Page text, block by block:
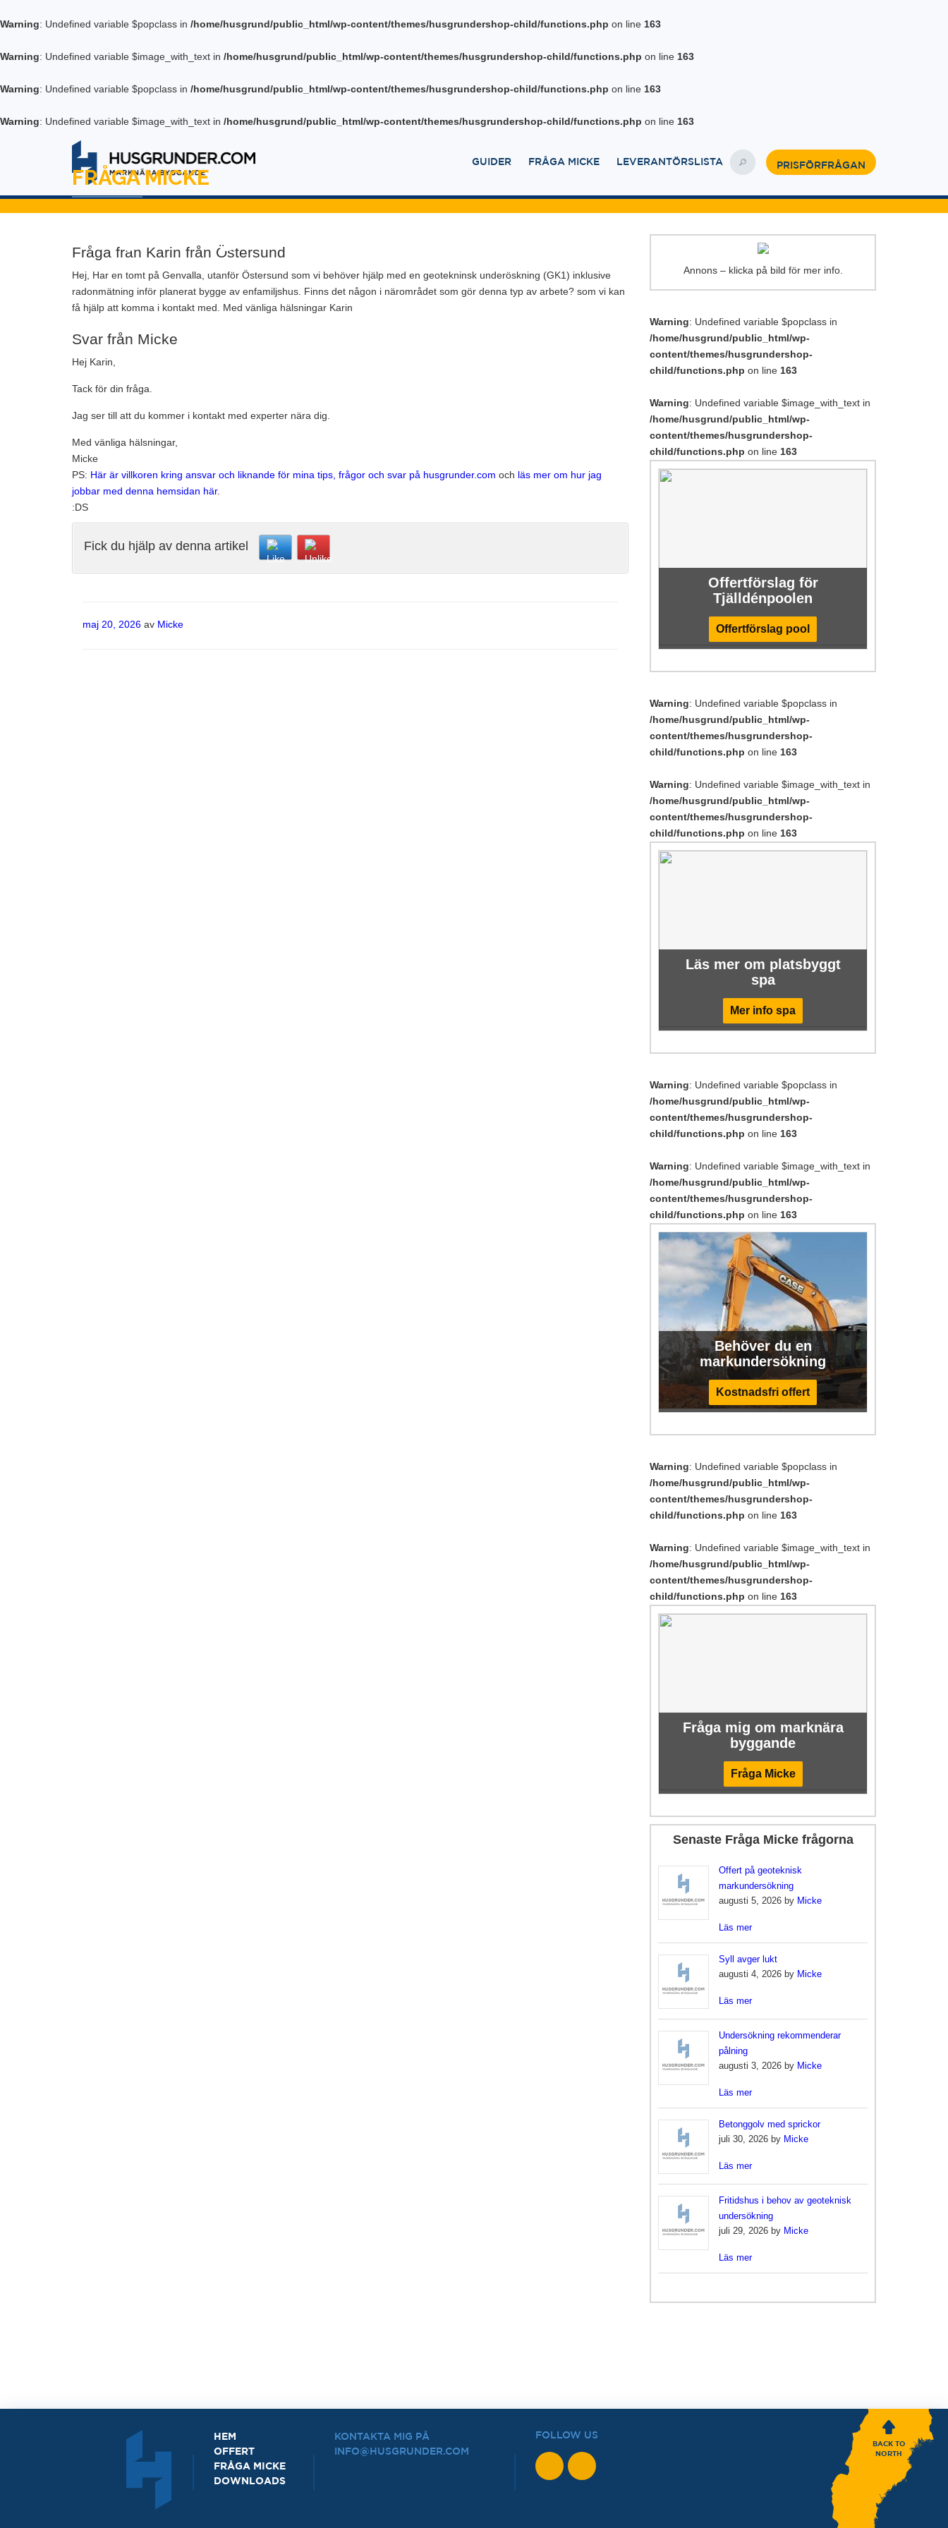
Warning: Undefined variable $popclass in /home/husgrund/public_html/wp-content/themes/husgrundershop-child/functions.php on line 163
Warning: Undefined variable $image_with_text in /home/husgrund/public_html/wp-content/themes/husgrundershop-child/functions.php on line 163
Warning: Undefined variable $popclass in /home/husgrund/public_html/wp-content/themes/husgrundershop-child/functions.php on line 163
Warning: Undefined variable $image_with_text in /home/husgrund/public_html/wp-content/themes/husgrundershop-child/functions.php on line 163
GUIDER FRÅGA MICKE LEVERANTÖRSLISTA PRISFÖRFRÅGAN
FRÅGA MICKE
Fråga från Karin från Östersund
Hej, Har en tomt på Genvalla, utanför Östersund som vi behöver hjälp med en geotekninsk underöskning (GK1) inklusive
radonmätning inför planerat bygge av enfamiljshus. Finns det någon i närområdet som gör denna typ av arbete? som vi kan
få hjälp att komma i kontakt med. Med vänliga hälsningar Karin
Svar från Micke
Hej Karin,
Tack för din fråga.
Jag ser till att du kommer i kontakt med experter nära dig.
Med vänliga hälsningar,
Micke
PS: Här är villkoren kring ansvar och liknande för mina tips, frågor och svar på husgrunder.com och läs mer om hur jag
jobbar med denna hemsidan här.
:DS
Fick du hjälp av denna artikel
Publicerat
maj 20, 2026 av Micke
Annons – klicka på bild för mer info.
Warning: Undefined variable $popclass in
/home/husgrund/public_html/wp-
content/themes/husgrundershop-
child/functions.php on line 163
Warning: Undefined variable $image_with_text in
/home/husgrund/public_html/wp-
content/themes/husgrundershop-
child/functions.php on line 163
Offertförslag för
Tjälldénpoolen
Offertförslag pool
Warning: Undefined variable $popclass in
/home/husgrund/public_html/wp-
content/themes/husgrundershop-
child/functions.php on line 163
Warning: Undefined variable $image_with_text in
/home/husgrund/public_html/wp-
content/themes/husgrundershop-
child/functions.php on line 163
Läs mer om platsbyggt
spa
Mer info spa
Warning: Undefined variable $popclass in
/home/husgrund/public_html/wp-
content/themes/husgrundershop-
child/functions.php on line 163
Warning: Undefined variable $image_with_text in
/home/husgrund/public_html/wp-
content/themes/husgrundershop-
child/functions.php on line 163
Behöver du en
markundersökning
Kostnadsfri offert
Warning: Undefined variable $popclass in
/home/husgrund/public_html/wp-
content/themes/husgrundershop-
child/functions.php on line 163
Warning: Undefined variable $image_with_text in
/home/husgrund/public_html/wp-
content/themes/husgrundershop-
child/functions.php on line 163
Fråga mig om marknära
byggande
Fråga Micke
Senaste Fråga Micke frågorna
Offert på geoteknisk
markundersökning
augusti 5, 2026 by Micke
Läs mer
Syll avger lukt
augusti 4, 2026 by Micke
Läs mer
Undersökning rekommenderar
pålning
augusti 3, 2026 by Micke
Läs mer
Betonggolv med sprickor
juli 30, 2026 by Micke
Läs mer
Fritidshus i behov av geoteknisk
undersökning
juli 29, 2026 by Micke
Läs mer
HEM
OFFERT
FRÅGA MICKE
DOWNLOADS
KONTAKTA MIG PÅ
INFO@HUSGRUNDER.COM
FOLLOW US
BACK TO
NORTH